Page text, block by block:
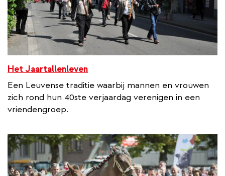
Het Jaartallenleven
Een Leuvense traditie waarbij mannen en vrouwen
zich rond hun 40ste verjaardag verenigen in een
vriendengroep.